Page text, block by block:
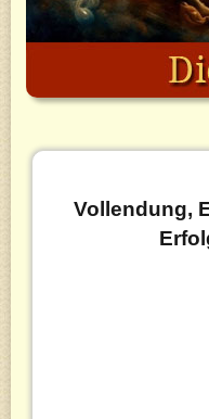
Vollendung,